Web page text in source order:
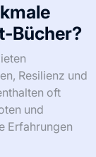
Bücher?
Resilienz und
oft
und
Erfahrungen